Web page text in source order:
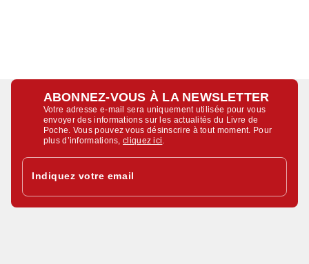
ABONNEZ-VOUS À LA NEWSLETTER
Votre adresse e-mail sera uniquement utilisée pour vous
envoyer des informations sur les actualités du Livre de
Poche. Vous pouvez vous désinscrire à tout moment. Pour
plus d’informations,cliquez ici
Indiquez votre email